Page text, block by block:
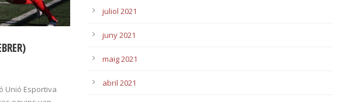
Unió Esportiva
juliol 2021
juny 2021
maig 2021
abril 2021